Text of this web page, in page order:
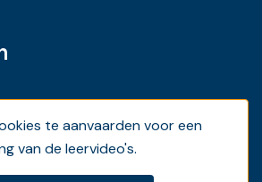
te aanvaarden voor een
van de leervideo's.